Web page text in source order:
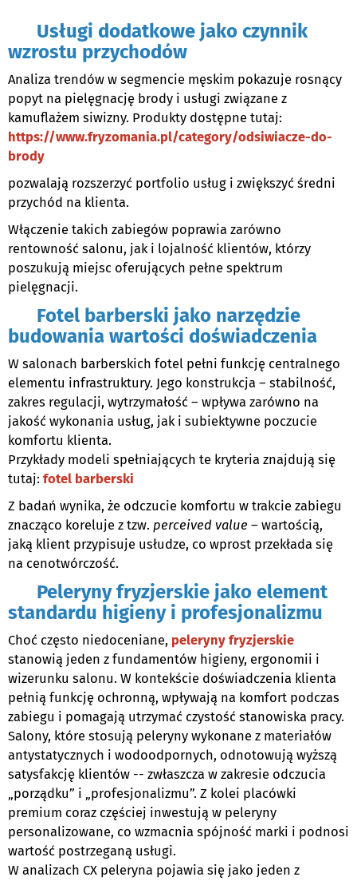
Usługi dodatkowe jako czynnik
wzrostu przychodów
Analiza trendów w segmencie męskim pokazuje rosnący
popyt na pielęgnację brody i usługi związane z
kamuflażem siwizny. Produkty dostępne tutaj:
https://www.fryzomania.pl/category/odsiwiacze-do-
brody
pozwalają rozszerzyć portfolio usług i zwiększyć średni
przychód na klienta.
Włączenie takich zabiegów poprawia zarówno
rentowność salonu, jak i lojalność klientów, którzy
poszukują miejsc oferujących pełne spektrum
pielęgnacji.
Fotel barberski jako narzędzie
budowania wartości doświadczenia
W salonach barberskich fotel pełni funkcję centralnego
elementu infrastruktury. Jego konstrukcja – stabilność,
zakres regulacji, wytrzymałość – wpływa zarówno na
jakość wykonania usług, jak i subiektywne poczucie
komfortu klienta.
Przykłady modeli spełniających te kryteria znajdują się
tutaj: fotel barberski
Z badań wynika, że odczucie komfortu w trakcie zabiegu
znacząco koreluje z tzw. perceived value – wartością,
jaką klient przypisuje usłudze, co wprost przekłada się
na cenotwórczość.
Peleryny fryzjerskie jako element
standardu higieny i profesjonalizmu
Choć często niedoceniane, peleryny fryzjerskie
stanowią jeden z fundamentów higieny, ergonomii i
wizerunku salonu. W kontekście doświadczenia klienta
pełnią funkcję ochronną, wpływają na komfort podczas
zabiegu i pomagają utrzymać czystość stanowiska pracy.
Salony, które stosują peleryny wykonane z materiałów
antystatycznych i wodoodpornych, odnotowują wyższą
satysfakcję klientów -- zwłaszcza w zakresie odczucia
„porządku” i „profesjonalizmu”. Z kolei placówki
premium coraz częściej inwestują w peleryny
personalizowane, co wzmacnia spójność marki i podnosi
wartość postrzeganą usługi.
W analizach CX peleryna pojawia się jako jeden z